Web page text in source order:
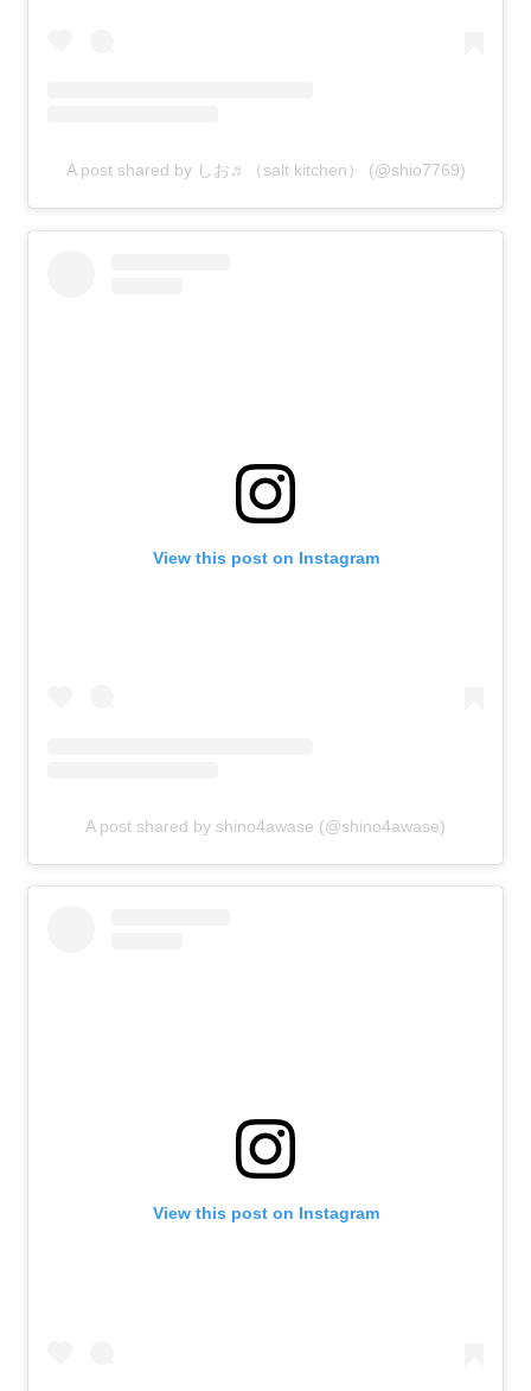
A post shared by しお♬（salt kitchen） (@shio7769)
View this post on Instagram
A post shared by shino4awase (@shino4awase)
View this post on Instagram